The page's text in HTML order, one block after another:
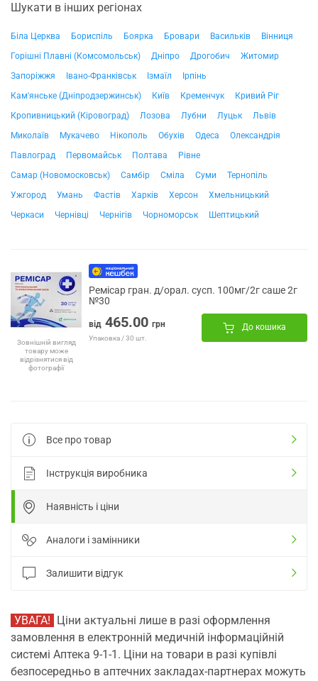
Шукати в інших регіонах
Біла Церква Бориспіль Боярка Бровари Васильків
Вінниця
Горішні Плавні (Комсомольськ)
Дніпро Дрогобич
Житомир
Запоріжжя
Івано-Франківськ Ізмаїл
Ірпінь
Кам'янське (Дніпродзержинськ)
Київ Кременчук
Кривий Ріг
Кропивницький (Кіровоград)
Лозова Лубни Луцьк
Львів
Миколаїв
Мукачево Нікополь Обухів Одеса
Олександрія
Павлоград
Первомайськ Полтава
Рівне
Самар (Новомосковськ)
Самбір Сміла Суми
Тернопіль
Ужгород
Умань Фастів Харків Херсон
Хмельницький
Черкаси
Чернівці Чернігів Чорноморськ Шептицький
Зовнішній вигляд
товару може
відрізнятися від
фотографії
Ремісар гран. д/орал. сусп. 100мг/2г саше 2г
№30
від 465.00 грн
Упаковка / 30 шт.
До кошика
Все про товар
Інструкція виробника
Наявність і ціни
Аналоги і замінники
Залишити відгук
УВАГА! Ціни актуальні лише в разі оформлення
замовлення в електронній медичній інформаційній
системі Аптека 9-1-1. Ціни на товари в разі купівлі
безпосередньо в аптечних закладах-партнерах можуть